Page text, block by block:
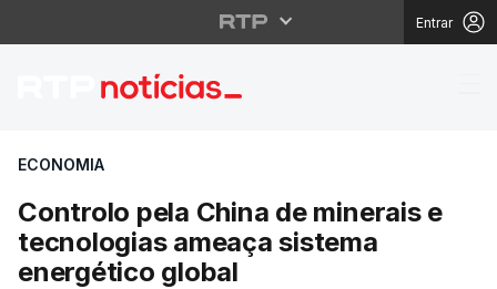
Entrar
Controlo pela China
ECONOMIA
Controlo pela China de minerais e
tecnologias ameaça sistema
energético global